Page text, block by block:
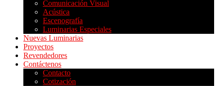
Comunicación Visual
Acústica
Escenografía
Luminarias Especiales
Nuevas Luminarias
Proyectos
Revendedores
Contáctenos
Contacto
Cotización